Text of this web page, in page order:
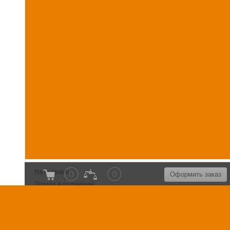
Оформить заказ
0 0
На главную
Оплата и получение